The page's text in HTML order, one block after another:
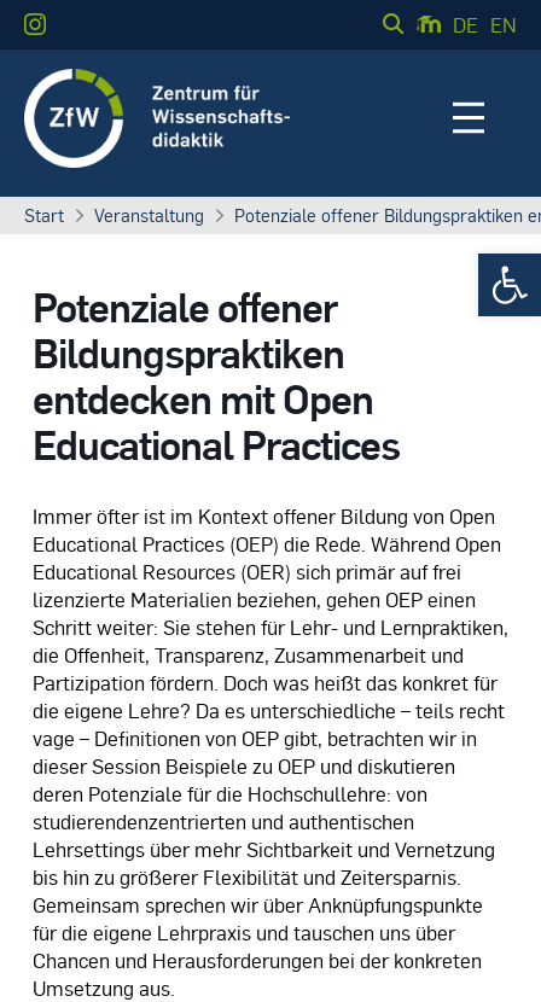
DE EN
Start Veranstaltung Potenziale offener Bildungspraktiken
Potenziale offener
Bildungspraktiken
entdecken mit Open
Educational Practices
Immer öfter ist im Kontext offener Bildung von Open
Educational Practices (OEP) die Rede. Während Open
Educational Resources (OER) sich primär auf frei
lizenzierte Materialien beziehen, gehen OEP einen
Schritt weiter: Sie stehen für Lehr- und Lernpraktiken,
die Offenheit, Transparenz, Zusammenarbeit und
Partizipation fördern. Doch was heißt das konkret für
die eigene Lehre? Da es unterschiedliche – teils recht
vage – Definitionen von OEP gibt, betrachten wir in
dieser Session Beispiele zu OEP und diskutieren
deren Potenziale für die Hochschullehre: von
studierendenzentrierten und authentischen
Lehrsettings über mehr Sichtbarkeit und Vernetzung
bis hin zu größerer Flexibilität und Zeitersparnis.
Gemeinsam sprechen wir über Anknüpfungspunkte
für die eigene Lehrpraxis und tauschen uns über
Chancen und Herausforderungen bei der konkreten
Umsetzung aus.